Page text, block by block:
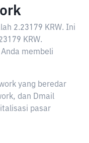
2.23179 KRW. Ini
KRW.
membeli
yang beredar
dan Dmail
pasar